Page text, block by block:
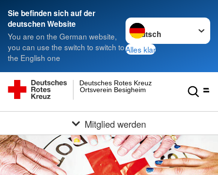
Sie befinden sich auf der
deutschen Website
You are on the German website,
you can use the switch to switch to
the English one
Sprache wechseln zu
Alles klar
Ortsverein Besigheim
Deutsches Rotes Kreuz
Mitglied werden